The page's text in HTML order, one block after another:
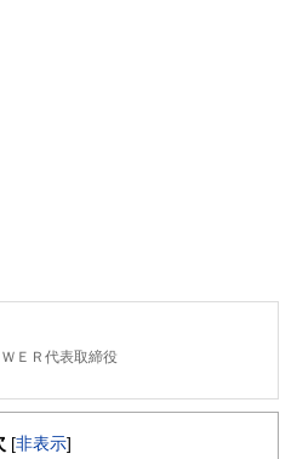
ＥＲ代表取締役
オブビジネス非常勤講師
クシー会社事故係、社会保険庁ねんき
[非表示]